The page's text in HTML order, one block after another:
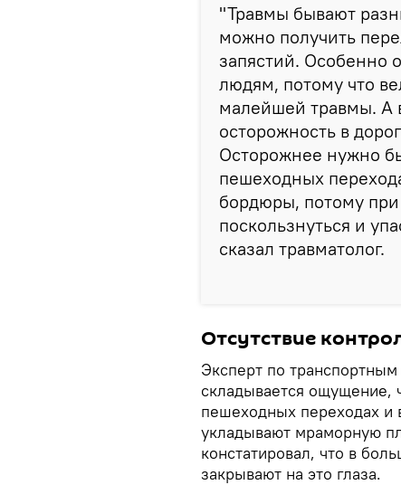
"Травмы бывают
можно получить
запястий. Особенно
людям, потому что
малейшей травмы. А
осторожность в
Осторожнее нужно
пешеходных
бордюры, потому при
поскользнуться и
сказал травматолог.
Отсутствие
Эксперт по
складывается ощущение,
пешеходных переходах и
укладывают мраморную
констатировал, что в
закрывают на это глаза.